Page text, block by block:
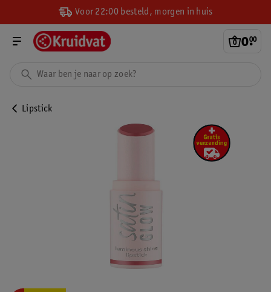
Voor 22:00 besteld, morgen in huis
0.
00
Lipstick